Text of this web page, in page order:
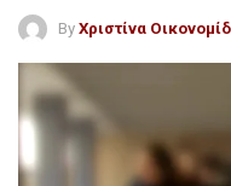
By Χριστίνα